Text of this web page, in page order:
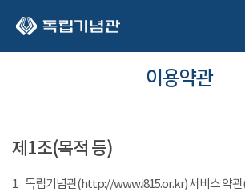
이용약관
제1조(목적 등)
1 독립기념관(http://www.i815.or.kr) 서비스 약